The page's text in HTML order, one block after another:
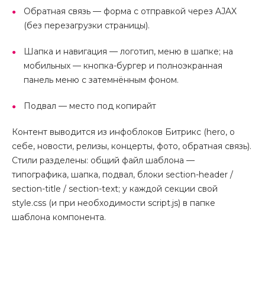
Обратная связь — форма с отправкой через AJAX
(без перезагрузки страницы).
Шапка и навигация — логотип, меню в шапке; на
мобильных — кнопка-бургер и полноэкранная
панель меню с затемнённым фоном.
Подвал — место под копирайт
Контент выводится из инфоблоков Битрикс (hero, о
себе, новости, релизы, концерты, фото, обратная связь).
Стили разделены: общий файл шаблона —
типографика, шапка, подвал, блоки section-header /
section-title / section-text; у каждой секции свой
style.css (и при необходимости script.js) в папке
шаблона компонента.